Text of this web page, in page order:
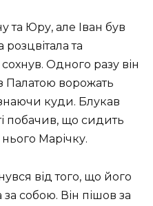
та Юру, але Іван був
та
Одного разу він
Палатою ворожать
куди. Блукав
побачив, що сидить
Марічку.
від того, що його
собою. Він пішов за